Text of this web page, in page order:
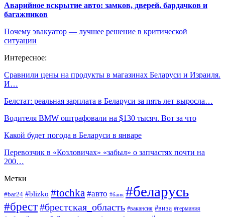
Аварийное вскрытие авто: замков, дверей, бардачков и
багажников
Почему эвакуатор — лучшее решение в критической
ситуации
Интересное:
Сравнили цены на продукты в магазинах Беларуси и Израиля.
И…
Белстат: реальная зарплата в Беларуси за пять лет выросла…
Водителя BMW оштрафовали на $130 тысяч. Вот за что
Какой будет погода в Беларуси в январе
Перевозчик в «Козловичах» «забыл» о запчастях почти на
200…
Метки
#bar24 #blizko #tochka #авто #банк #беларусь
#брест#брестская_область #вакансия #виза #германия